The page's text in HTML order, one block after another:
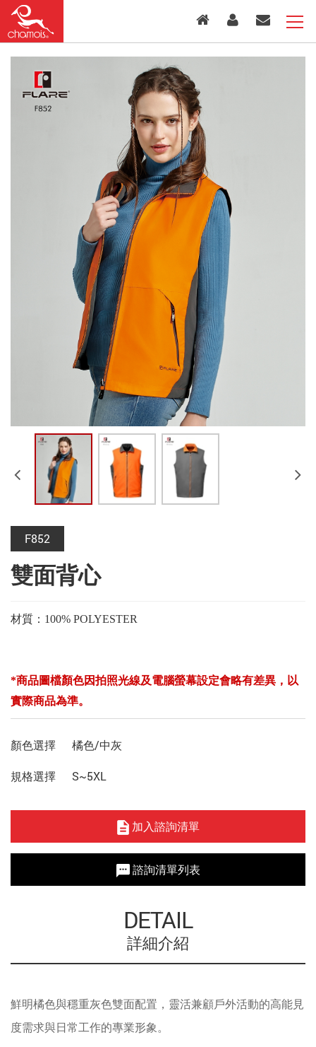
F852
雙面背心
材質：100% POLYESTER
*商品圖檔顏色因拍照光線及電腦螢幕設定會略有差異，以
實際商品為準。
顏色選擇 橘色/中灰
規格選擇 S~5XL
加入諮詢清單
諮詢清單列表
DETAIL
詳細介紹
鮮明橘色與穩重灰色雙面配置，靈活兼顧戶外活動的高能見
度需求與日常工作的專業形象。